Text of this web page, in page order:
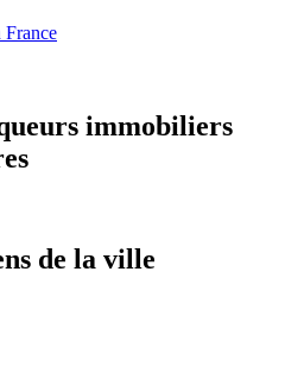
France
immobiliers
de la ville